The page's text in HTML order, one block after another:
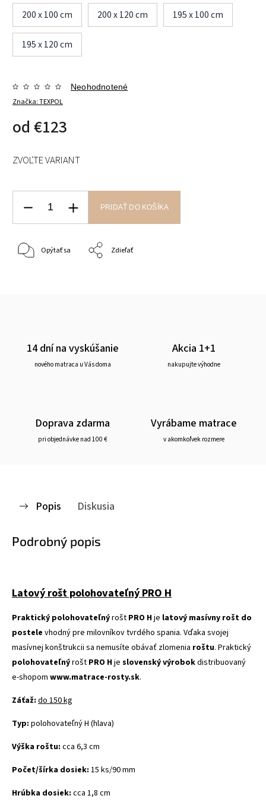
200 x 100 cm 200 x 120 cm 195 x 100 cm
195 x 120 cm
Značka:TEXPOL
Neohodnotené
od €123
ZVOĽTE VARIANT
PRIDAŤ DO KOŠÍKA
Opýtať sa Zdieľať
14 dní na vyskúšanie
nového matraca u Vás doma
Akcia 1+1
nakupujte výhodne
Doprava zdarma
pri objednávke nad 100 €
Vyrábame matrace
v akomkoľvek rozmere
Popis Diskusia
Podrobný popis
Latový rošt polohovateľný PRO H
Praktický polohovateľnýrošt PRO Hje latový masívny rošt do
postele vhodný pre milovníkov tvrdého spania. Vďaka svojej
masívnej konštrukcii sa nemusíte obávať zlomenia roštu. Praktický
polohovateľnýrošt PRO Hje slovenský výrobokdistribuovaný
e-shopom www.matrace-rosty.sk.
Záťaž: do 150 kg
Typ: polohovateľný H (hlava)
Výška roštu: cca 6,3 cm
Počet/šírka dosiek: 15 ks/90 mm
Hrúbka dosiek: cca 1,8 cm